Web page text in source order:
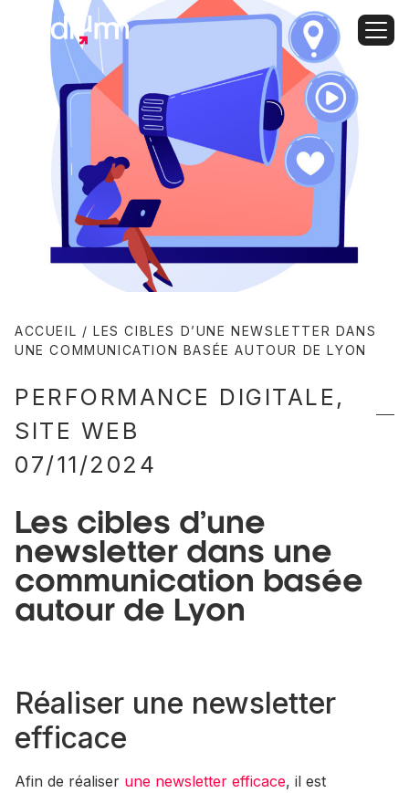
ACCUEIL /LES CIBLES D’UNE NEWSLETTER DANS
UNE COMMUNICATION BASÉE AUTOUR DE LYON
PERFORMANCE DIGITALE ,
SITE WEB
07/11/2024
Les cibles d’une
newsletter dans une
communication basée
autour de Lyon
Réaliser une newsletter
efficace
Afin de réaliser une newsletter efficace, il est